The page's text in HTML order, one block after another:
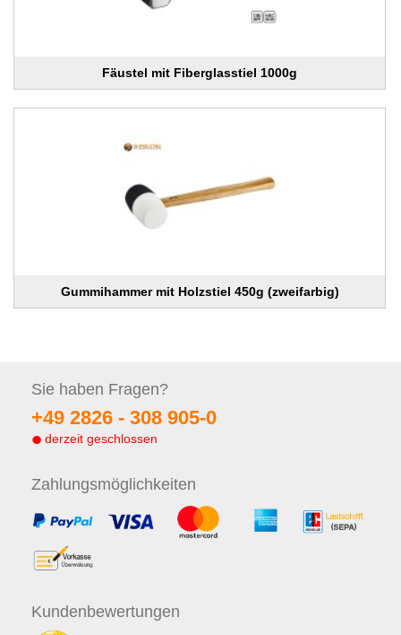
Fäustel mit Fiberglasstiel 1000g
Gummihammer mit Holzstiel 450g (zweifarbig)
Sie haben Fragen?
+49 2826 - 308 905-0
derzeit geschlossen
Zahlungsmöglichkeiten
Kundenbewertungen